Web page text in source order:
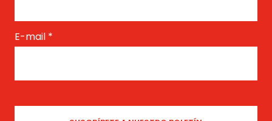
E-mail *